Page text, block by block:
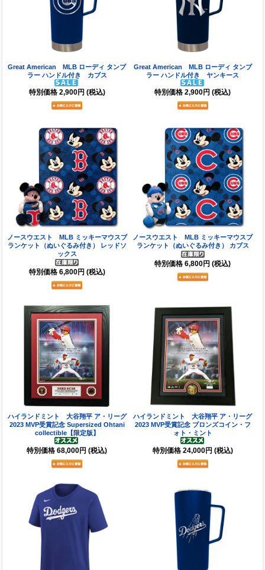
Great American MLB ローディ タンブ
ラー ハンドル付き カブス
特別価格 2,900円 (税込)
Great American MLB ローディ タンブ
ラー ハンドル付き ヤンキース
特別価格 2,900円 (税込)
ノースウエスト MLB ミッキーマウスブ
ランケット（ぬいぐるみ付き） レッドソ
ックス
特別価格 6,800円 (税込)
ノースウエスト MLB ミッキーマウスブ
ランケット（ぬいぐるみ付き） カブス
特別価格 6,800円 (税込)
ハイランドミント 大谷翔平 ア・リーグ
2023 MVP受賞記念 Supersized Ohtani
collectible【限定版】
特別価格 68,000円 (税込)
ハイランドミント 大谷翔平 ア・リーグ
2023 MVP受賞記念 ブロンズコイン・フ
ォト・ミント
特別価格 24,000円 (税込)